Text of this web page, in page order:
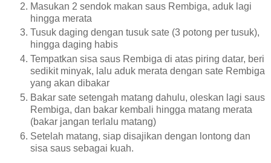
Masukan 2 sendok makan saus Rembiga, aduk lagi
hingga merata
Tusuk daging dengan tusuk sate (3 potong per tusuk),
hingga daging habis
Tempatkan sisa saus Rembiga di atas piring datar, beri
sedikit minyak, lalu aduk merata dengan sate Rembiga
yang akan dibakar
Bakar sate setengah matang dahulu, oleskan lagi saus
Rembiga, dan bakar kembali hingga matang merata
(bakar jangan terlalu matang)
Setelah matang, siap disajikan dengan lontong dan
sisa saus sebagai kuah.